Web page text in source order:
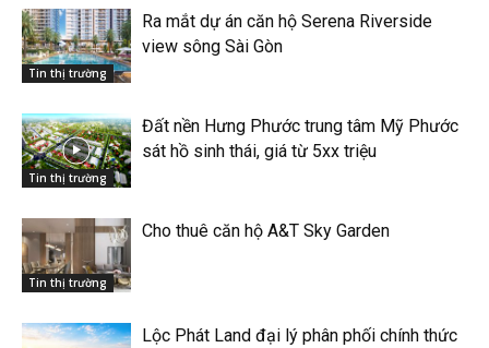
Tin thị trường
Ra mắt dự án căn hộ Serena Riverside
view sông Sài Gòn
Tin thị trường
Đất nền Hưng Phước trung tâm Mỹ Phước
sát hồ sinh thái, giá từ 5xx triệu
Tin thị trường
Cho thuê căn hộ A&T Sky Garden
Lộc Phát Land đại lý phân phối chính thức